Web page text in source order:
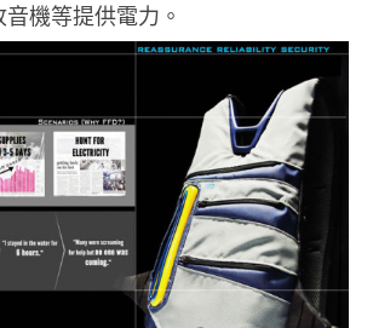
機等提供電力。